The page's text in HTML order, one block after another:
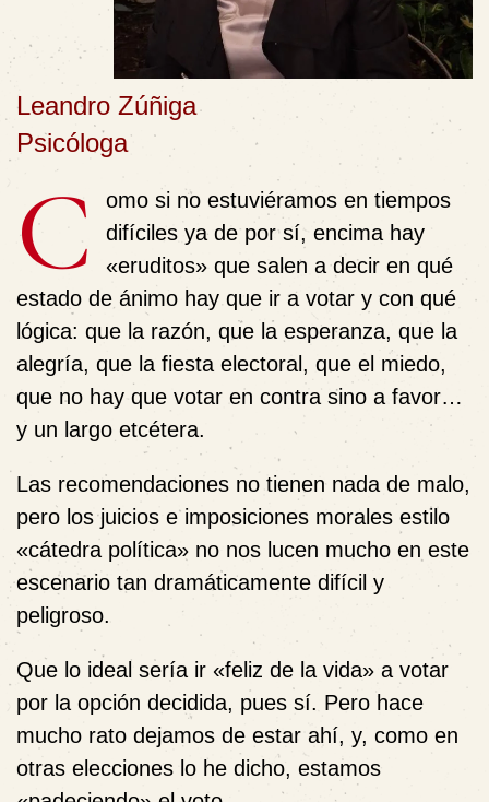
Leandro Zúñiga
Psicóloga
C
omo si no estuviéramos en tiempos
difíciles ya de por sí, encima hay
«eruditos» que salen a decir en qué
estado de ánimo hay que ir a votar y con qué
lógica: que la razón, que la esperanza, que la
alegría, que la fiesta electoral, que el miedo,
que no hay que votar en contra sino a favor…
y un largo etcétera.
Las recomendaciones no tienen nada de malo,
pero los juicios e imposiciones morales estilo
«cátedra política» no nos lucen mucho en este
escenario tan dramáticamente difícil y
peligroso.
Que lo ideal sería ir «feliz de la vida» a votar
por la opción decidida, pues sí. Pero hace
mucho rato dejamos de estar ahí, y, como en
otras elecciones lo he dicho, estamos